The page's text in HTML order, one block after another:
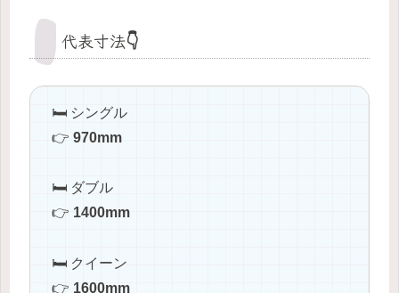
代表寸法👇
🛏️ シングル
👉 970mm
🛏️ ダブル
👉 1400mm
🛏️ クイーン
👉 1600mm